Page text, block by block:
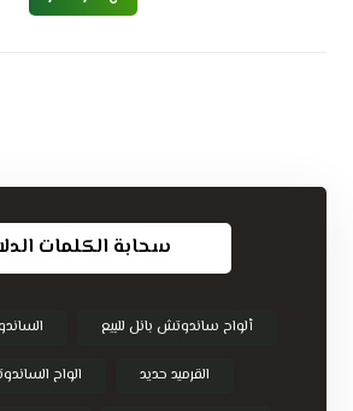
سحابة الكلمات
ألواح ساندوتش بانل للبيع
القرميد حديد الواح